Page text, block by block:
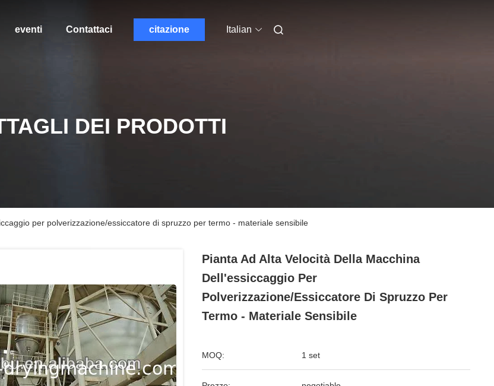
eventi Contattaci citazione Italian
DEI PRODOTTI
per polverizzazione/essiccatore di spruzzo per termo - materiale sensibile
Pianta Ad Alta Velocità Della Macchina
Dell'essiccaggio Per
Polverizzazione/essiccatore Di Spruzzo Per
Termo - Materiale Sensibile
MOQ: 1 set